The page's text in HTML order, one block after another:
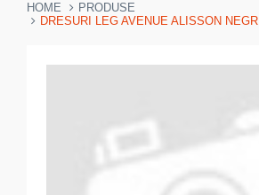
HOME
PRODUSE
DRESURI LEG AVENUE ALISSON